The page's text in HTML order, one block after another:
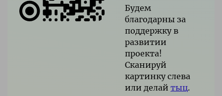
Будем
благодарны за
поддержку в
развитии
проекта!
Сканируй
картинку слева
или делай тыц.